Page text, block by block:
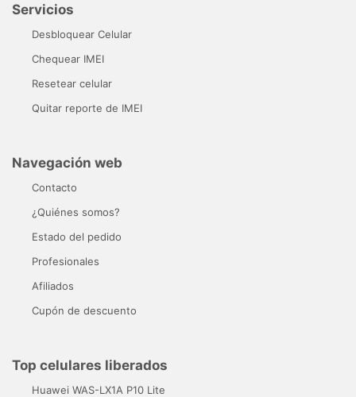
Servicios
Desbloquear Celular
Chequear IMEI
Resetear celular
Quitar reporte de IMEI
Navegación web
Contacto
¿Quiénes somos?
Estado del pedido
Profesionales
Afiliados
Cupón de descuento
Top celulares liberados
Huawei WAS-LX1A P10 Lite